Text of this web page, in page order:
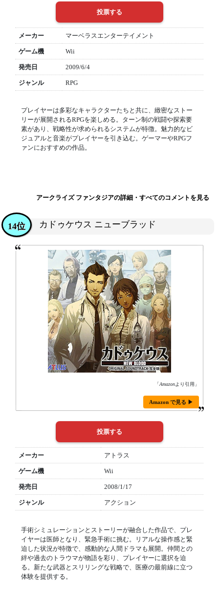
メーカー マーベラスエンターテイメント
ゲーム機 Wii
発売日 2009/6/4
ジャンル RPG
プレイヤーは多彩なキャラクターたちと共に、緻密なストー
リーが展開されるRPGを楽しめる。ターン制の戦闘や探索要
素があり、戦略性が求められるシステムが特徴。魅力的なビ
ジュアルと音楽がプレイヤーを引き込む。ゲーマーやRPGフ
ァンにおすすめの作品。
アークライズ ファンタジアの詳細・すべてのコメントを見る
カドゥケウス ニューブラッド
14位
「Amazonより引用」
Amazon で見る ▶
メーカー アトラス
ゲーム機 Wii
発売日 2008/1/17
ジャンル アクション
手術シミュレーションとストーリーが融合した作品で、プレ
イヤーは医師となり、緊急手術に挑む。リアルな操作感と緊
迫した状況が特徴で、感動的な人間ドラマも展開。仲間との
絆や過去のトラウマが物語を彩り、プレイヤーに選択を迫
る。新たな武器とスリリングな戦略で、医療の最前線に立つ
体験を提供する。